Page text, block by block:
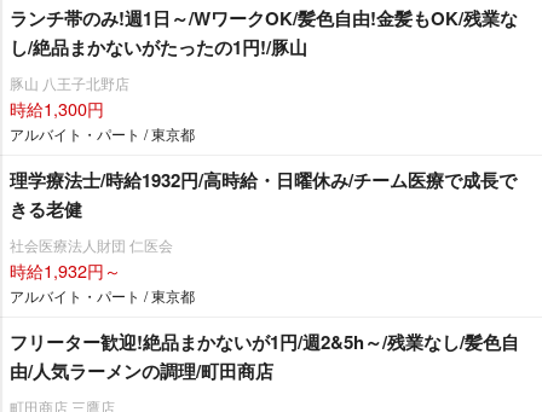
ランチ帯のみ!週1日～/WワークOK/髪色自由!金髪もOK/残業な
し/絶品まかないがたったの1円!/豚山
豚山 八王子北野店
時給1,300円
アルバイト・パート / 東京都
理学療法士/時給1932円/高時給・日曜休み/チーム医療で成長で
きる老健
社会医療法人財団 仁医会
時給1,932円～
アルバイト・パート / 東京都
フリーター歓迎!絶品まかないが1円/週2&5h～/残業なし/髪色自
由/人気ラーメンの調理/町田商店
町田商店 三鷹店